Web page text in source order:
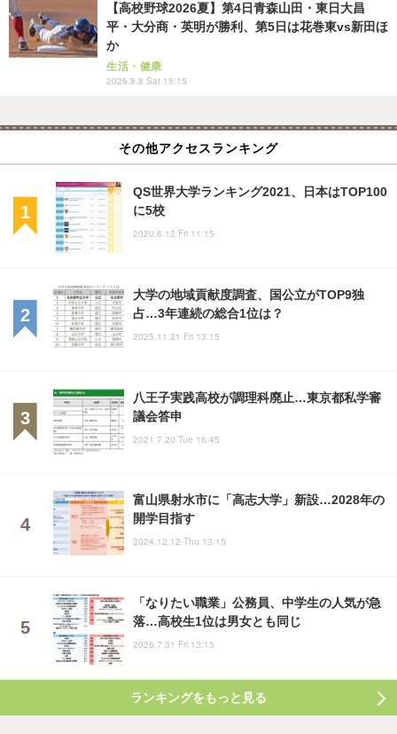
【高校野球2026夏】第4日青森山田・東日大昌
平・大分商・英明が勝利、第5日は花巻東vs新田ほ
か
生活・健康
2026.8.8 Sat 15:15
その他アクセスランキング
QS世界大学ランキング2021、日本はTOP100
に5校
2020.6.12 Fri 11:15
大学の地域貢献度調査、国公立がTOP9独
占…3年連続の総合1位は？
2025.11.21 Fri 13:15
八王子実践高校が調理科廃止…東京都私学審
議会答申
2021.7.20 Tue 16:45
富山県射水市に「高志大学」新設…2028年の
開学目指す
2024.12.12 Thu 13:15
「なりたい職業」公務員、中学生の人気が急
落…高校生1位は男女とも同じ
2026.7.31 Fri 13:15
ランキングをもっと見る